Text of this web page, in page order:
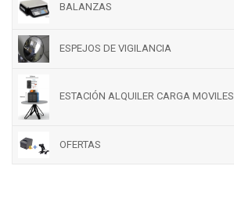
BALANZAS
ESPEJOS DE VIGILANCIA
ESTACIÓN ALQUILER CARGA MOVILES
OFERTAS